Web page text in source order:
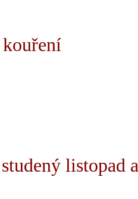
kouření
listopad